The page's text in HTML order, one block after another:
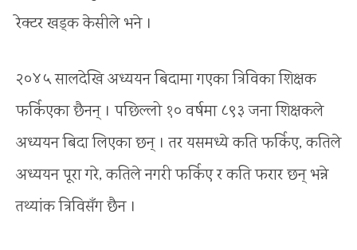
रेक्टर खड्क केसीले भने ।
२०४५ सालदेखि अध्ययन बिदामा गएका त्रिविका शिक्षक
फर्किएका छैनन् । पछिल्लो १० वर्षमा ८९३ जना शिक्षकले
अध्ययन बिदा लिएका छन् । तर यसमध्ये कति फर्किए, कतिले
अध्ययन पूरा गरे, कतिले नगरी फर्किए र कति फरार छन् भन्ने
तथ्यांक त्रिविसँग छैन ।